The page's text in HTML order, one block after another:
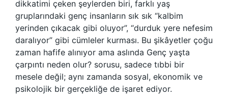
dikkatimi çeken şeylerden biri, farklı yaş
gruplarındaki genç insanların sık sık “kalbim
yerinden çıkacak gibi oluyor”, “durduk yere nefesim
daralıyor” gibi cümleler kurması. Bu şikâyetler çoğu
zaman hafife alınıyor ama aslında Genç yaşta
çarpıntı neden olur? sorusu, sadece tıbbi bir
mesele değil; aynı zamanda sosyal, ekonomik ve
psikolojik bir gerçekliğe de işaret ediyor.